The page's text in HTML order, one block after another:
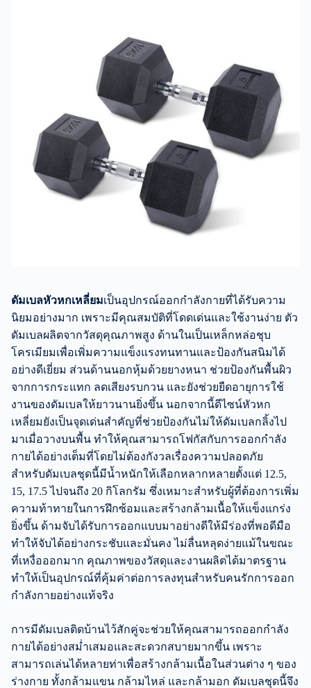
ดัมเบลหัวหกเหลี่ยมเป็นอุปกรณ์ออกกำลังกายที่ได้รับความ
นิยมอย่างมาก เพราะมีคุณสมบัติที่โดดเด่นและใช้งานง่าย ตัว
ดัมเบลผลิตจากวัสดุคุณภาพสูง ด้านในเป็นเหล็กหล่อชุบ
โครเมียมเพื่อเพิ่มความแข็งแรงทนทานและป้องกันสนิมได้
อย่างดีเยี่ยม ส่วนด้านนอกหุ้มด้วยยางหนา ช่วยป้องกันพื้นผิว
จากการกระแทก ลดเสียงรบกวน และยังช่วยยืดอายุการใช้
งานของดัมเบลให้ยาวนานยิ่งขึ้น นอกจากนี้ดีไซน์หัวหก
เหลี่ยมยังเป็นจุดเด่นสำคัญที่ช่วยป้องกันไม่ให้ดัมเบลกลิ้งไป
มาเมื่อวางบนพื้น ทำให้คุณสามารถโฟกัสกับการออกกำลัง
กายได้อย่างเต็มที่โดยไม่ต้องกังวลเรื่องความปลอดภัย
สำหรับดัมเบลชุดนี้มีน้ำหนักให้เลือกหลากหลายตั้งแต่ 12.5,
15, 17.5 ไปจนถึง 20 กิโลกรัม ซึ่งเหมาะสำหรับผู้ที่ต้องการเพิ่ม
ความท้าทายในการฝึกซ้อมและสร้างกล้ามเนื้อให้แข็งแกร่ง
ยิ่งขึ้น ด้ามจับได้รับการออกแบบมาอย่างดีให้มีร่องที่พอดีมือ
ทำให้จับได้อย่างกระชับและมั่นคง ไม่ลื่นหลุดง่ายแม้ในขณะ
ที่เหงื่อออกมาก คุณภาพของวัสดุและงานผลิตได้มาตรฐาน
ทำให้เป็นอุปกรณ์ที่คุ้มค่าต่อการลงทุนสำหรับคนรักการออก
กำลังกายอย่างแท้จริง
การมีดัมเบลติดบ้านไว้สักคู่จะช่วยให้คุณสามารถออกกำลัง
กายได้อย่างสม่ำเสมอและสะดวกสบายมากขึ้น เพราะ
สามารถเล่นได้หลายท่าเพื่อสร้างกล้ามเนื้อในส่วนต่าง ๆ ของ
ร่างกาย ทั้งกล้ามแขน กล้ามไหล่ และกล้ามอก ดัมเบลชุดนี้จึง